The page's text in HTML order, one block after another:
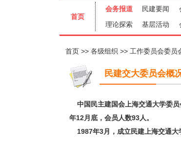
首页 各级组织 工作委员会委员
民建交大委员会概
中国民主建国会上海交通大学委员
年12月底，会员人数93人。
1987年3月，成立民建上海交通大